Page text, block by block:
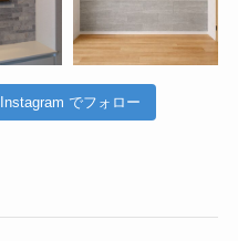
Instagram でフォロー